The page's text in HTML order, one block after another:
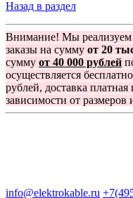
Назад в раздел
Внимание! Мы
заказы на сумму от 20
сумму от 40 000 рублей
осуществляется
рублей, доставка
зависимости от размеров
info@elektrokable.ru